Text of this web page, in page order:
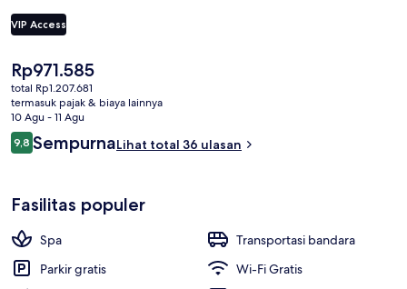
VIP Access
Harga
saat
ini
Rp971.585
Rp971.585
total Rp1.207.681
termasuk pajak & biaya lainnya
10 Agu - 11 Agu
Ulasan
9,89,8 dari 10
SempurnaLihat total 36 ulasan
Fasilitas populer
Spa
Transportasi bandara
Parkir gratis
Wi-Fi Gratis